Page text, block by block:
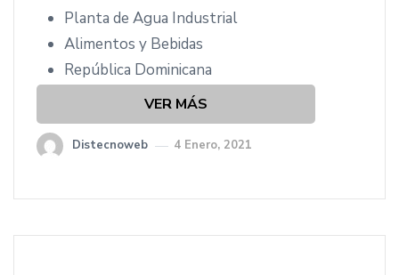
Planta de Agua Industrial
Alimentos y Bebidas
República Dominicana
VER MÁS
Distecnoweb 4 Enero, 2021